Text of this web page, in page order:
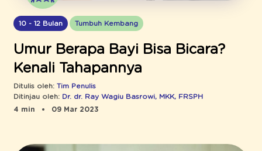
10 - 12 Bulan Tumbuh Kembang
Umur Berapa Bayi Bisa Bicara?
Kenali Tahapannya
Ditulis oleh: Tim Penulis
Ditinjau oleh: Dr. dr. Ray Wagiu Basrowi, MKK, FRSPH
4 min
09 Mar 2023